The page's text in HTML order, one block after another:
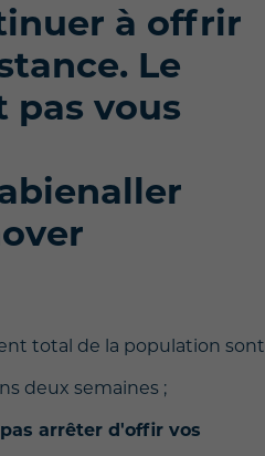
à offrir
Le
vous
total de la population sont
deux semaines ;
arrêter d'offir vos